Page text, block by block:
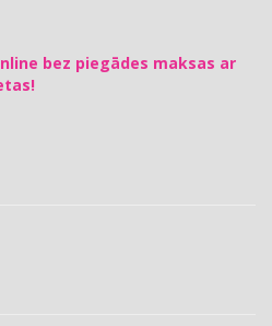
bez piegādes maksas ar